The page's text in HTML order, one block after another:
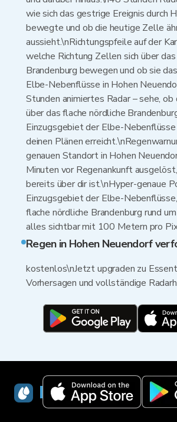
wie sich das gestrige Ereignis durch
bewegte und ob die heutige Zelle
aussieht.\nRichtungspfeile auf der
welche Richtung Zellen sich über
Brandenburg bewegen und ob sie
Elbe-Nebenflüsse in Hohen
Stunden animiertes Radar – sehe, ob
über das flache nördliche
Einzugsgebiet der Elbe-Nebenflüsse
deinen Plänen
genauen Standort in Hohen
Minuten vor Regenankunft
bereits über dir ist.\nHyper-genaue
Einzugsgebiet der Elbe-
flache nördliche Brandenburg rund
alles sichtbar mit 100 Metern pro
Regen in Hohen Neuendorf
kostenlos\nJetzt upgraden zu
Vorhersagen und vollständige
RainViewer